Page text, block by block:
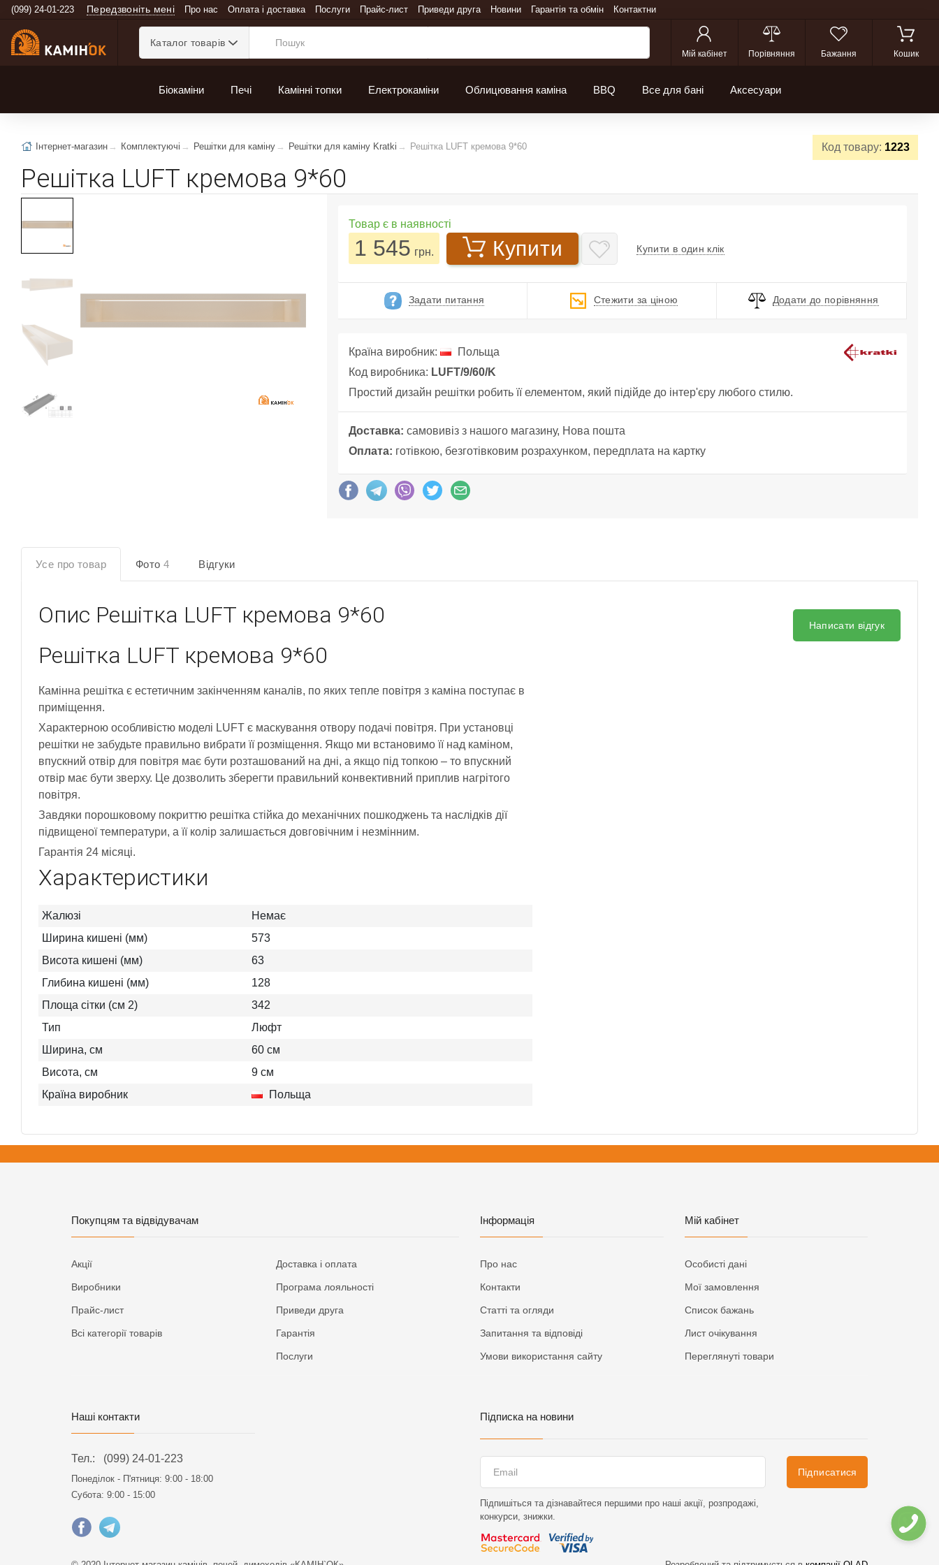
(099) 24-01-223 Передзвоніть мені Про нас Оплата і доставка Послуги Прайс-лист Приведи друга Новини Гарантія та обмін Контактни
Каталог товарів
Мій кабінет Порівняння Бажання Кошик
Біокаміни Печі Камінні топки Електрокаміни Облицювання каміна BBQ Все для бані Аксесуари
Код товару: 1223
Інтернет-магазин Комплектуючі Решітки для каміну Решітки для каміну Kratki Решітка LUFT кремова 9*60
Решітка LUFT кремова 9*60
Товар є в наявності
1 545 грн. Купити Купити в один клік
Задати питання Стежити за ціною Додати до порівняння
Країна виробник:
Польща
Код виробника: LUFT/9/60/K
Простий дизайн решітки робить її елементом, який підійде до інтер'єру любого стилю.
Доставка: самовивіз з нашого магазину, Нова пошта
Оплата: готівкою, безготівковим розрахунком, передплата на картку
Усе про товар Фото 4 Відгуки
Опис Решітка LUFT кремова 9*60
Решітка LUFT кремова 9*60
Камінна решітка є естетичним закінченням каналів, по яких тепле повітря з каміна поступає в
приміщення.
Характерною особливістю моделі LUFT є маскування отвору подачі повітря. При установці
решітки не забудьте правильно вибрати її розміщення. Якщо ми встановимо її над каміном,
впускний отвір для повітря має бути розташований на дні, а якщо під топкою – то впускний
отвір має бути зверху. Це дозволить зберегти правильний конвективний приплив нагрітого
повітря.
Завдяки порошковому покриттю решітка стійка до механічних пошкоджень та наслідків дії
підвищеної температури, а її колір залишається довговічним і незмінним.
Гарантія 24 місяці.
Характеристики
Жалюзі
Немає
Ширина кишені (мм)
573
Висота кишені (мм)
63
Глибина кишені (мм)
128
Площа сітки (см 2)
342
Тип
Люфт
Ширина, см
60 см
Висота, см
9 см
Країна виробник
Польща
Написати відгук
Покупцям та відвідувачам
Акції
Виробники
Прайс-лист
Всі категорії товарів
Доставка і оплата
Програма лояльності
Приведи друга
Гарантія
Послуги
Інформація
Про нас
Контакти
Статті та огляди
Запитання та відповіді
Умови використання сайту
Мій кабінет
Особисті дані
Мої замовлення
Список бажань
Лист очікування
Переглянуті товари
Наші контакти
Тел.: (099) 24-01-223
Понеділок - П'ятниця: 9:00 - 18:00
Субота: 9:00 - 15:00
Підписка на новини
Підпишіться та дізнавайтеся першими про наші акції, розпродажі,
конкурси, знижки.
Підписатися